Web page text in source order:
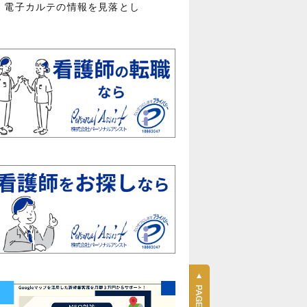
子カルテの情報を見落とし